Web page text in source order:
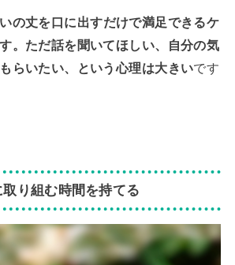
の丈を口に出すだけで満足できるケ
。ただ話を聞いてほしい、自分の気
らいたい、という心理は大きいです
り組む時間を持てる